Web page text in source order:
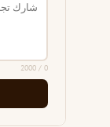
0
/ 2000